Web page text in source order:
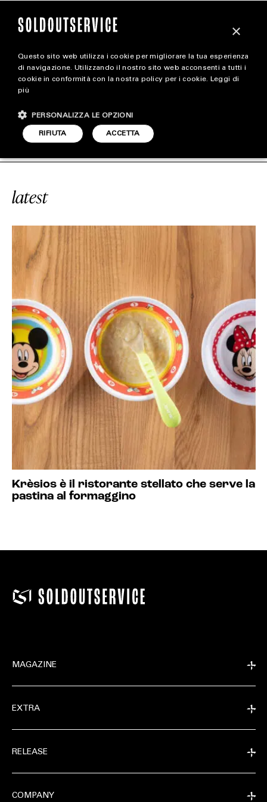
magazine
STYLE
FOOTWEAR
#KRESIOS SOLDOUTSERVICE
latest
Krèsios è il ristorante stellato che serve la
pastina al formaggino
MAGAZINE
EXTRA
RELEASE
COMPANY
×
Questo sito web utilizza i cookie per migliorare la tua esperienza
di navigazione. Utilizzando il nostro sito web acconsenti a tutti i
cookie in conformità con la nostra policy per i cookie. Leggi di
più
ACCETTA
RIFIUTA
PERSONALIZZA LE OPZIONI